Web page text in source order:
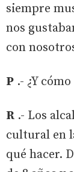
siempre
nos
con
P .- ¿Y
R .- Los
cultural en
qué hacer.